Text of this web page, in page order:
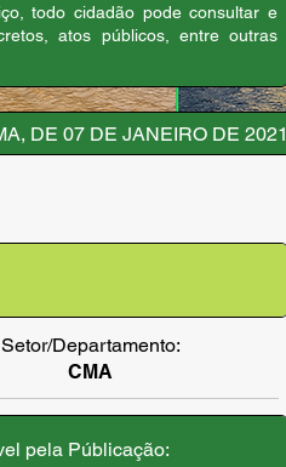
todo cidadão pode consultar e
atos públicos, entre outras
DE 07 DE JANEIRO DE 2021
Setor/Departamento:
CMA
pela Públicação: